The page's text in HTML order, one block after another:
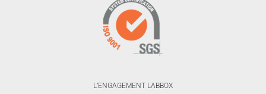
L’ENGAGEMENT LABBOX